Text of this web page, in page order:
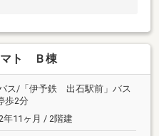
ト Ｂ棟
ス/「伊予鉄 出石駅前」バス
歩2分
年11ヶ月 / 2階建